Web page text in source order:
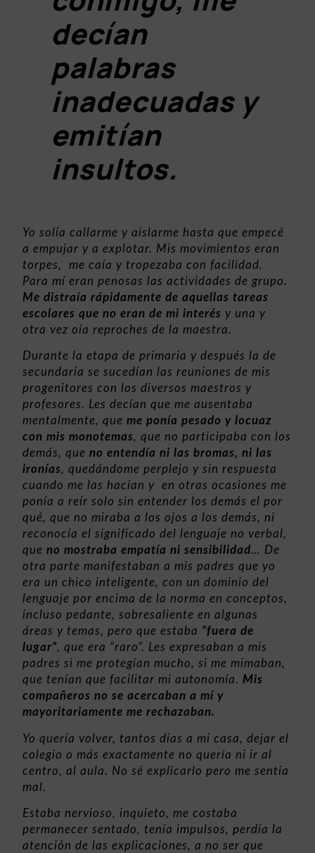
decían
palabras
inadecuadas y
emitían
insultos.
Yo solía callarme y aislarme hasta que empecé
a empujar y a explotar. Mis movimientos eran
torpes, me caía y tropezaba con facilidad.
Para mí eran penosas las actividades de grupo.
Me distraía rápidamente de aquellas tareas
escolares que no eran de mi interés y una y
otra vez oía reproches de la maestra.
Durante la etapa de primaria y después la de
secundaria se sucedían las reuniones de mis
progenitores con los diversos maestros y
profesores. Les decían que me ausentaba
mentalmente, queme ponía pesado y locuaz
con mis monotemas, que no participaba con los
demás, queno entendía ni las bromas, ni las
ironías, quedándome perplejo y sin respuesta
cuando me las hacían y en otras ocasiones me
ponía a reír solo sin entender los demás el por
qué, que no miraba a los ojos a los demás, ni
reconocía el significado del lenguaje no verbal,
queno mostraba empatía ni sensibilidad… De
otra parte manifestaban a mis padres que yo
era un chico inteligente, con un dominio del
lenguaje por encima de la norma en conceptos,
incluso pedante, sobresaliente en algunas
áreas y temas, pero que estaba “fuera de
lugar”, que era “raro”. Les expresaban a mis
padres si me protegían mucho, si me mimaban,
que tenían que facilitar mi autonomía. Mis
compañeros no se acercaban a mí y
mayoritariamente me rechazaban.
Yo quería volver, tantos días a mi casa, dejar el
colegio o más exactamente no quería ni ir al
centro, al aula. No sé explicarlo pero me sentía
mal.
Estaba nervioso, inquieto, me costaba
permanecer sentado, tenía impulsos, perdía la
atención de las explicaciones, a no ser que